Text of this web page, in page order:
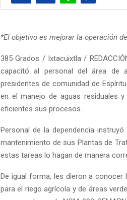
*El objetivo es mejorar la operación
385 Grados / Ixtacuixtla /
capacitó al personal del área de
presidentes de comunidad de
en el manejo de aguas residuales
eficientes sus procesos.
Personal de la dependencia
mantenimiento de sus Plantas de
estas tareas lo hagan de manera
De igual forma, les dieron a conocer
para el riego agrícola y de áreas